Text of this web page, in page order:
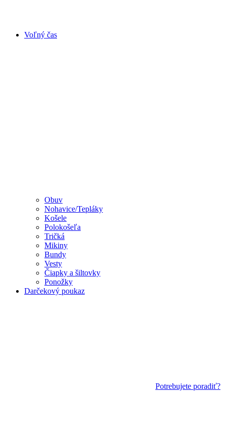
Voľný čas
Obuv
Nohavice/Tepláky
Košele
Polokošeľa
Tričká
Mikiny
Bundy
Vesty
Čiapky a šiltovky
Ponožky
Darčekový poukaz
Potrebujete poradiť?